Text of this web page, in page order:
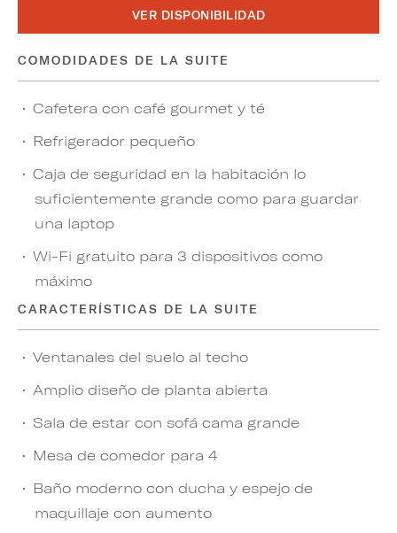
VER DISPONIBILIDAD
COMODIDADES DE LA SUITE
Cafetera con café gourmet y té
Refrigerador pequeño
Caja de seguridad en la habitación lo
suficientemente grande como para guardar
una laptop
Wi-Fi gratuito para 3 dispositivos como
máximo
CARACTERÍSTICAS DE LA SUITE
Ventanales del suelo al techo
Amplio diseño de planta abierta
Sala de estar con sofá cama grande
Mesa de comedor para 4
Baño moderno con ducha y espejo de
maquillaje con aumento